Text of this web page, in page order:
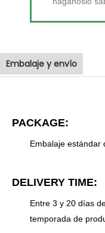
Embalaje y envío
PACKAGE:
Embalaje estándar
DELIVERY TIME:
Entre 3 y 20 días
temporada de